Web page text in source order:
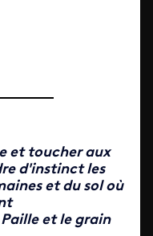
et toucher aux
d'instinct les
et du sol où
et le grain